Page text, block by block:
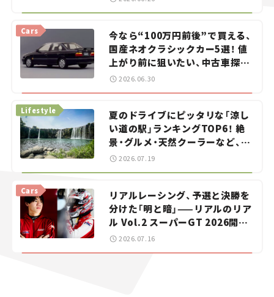
今なら“100万円前後”で買える、
国産ネオクラシックカー5選！ 値
上がり前に狙いたい、中古車探し
をお手伝い――ちょっとイケてるマ
Cars
2026.06.30
夏のドライブにピッタリな「涼し
い道の駅」ランキングTOP6！ 絶
景・グルメ・天然クーラーなど、避
暑におすすめのスポットを紹介
Lifestyle
2026.07.19
リアルレーシング、予選と決勝を
分けた「明と暗」——リアルのリア
ル Vol.2 スーパーGT 2026開幕
戦 岡山国際サーキット
Cars
2026.07.16